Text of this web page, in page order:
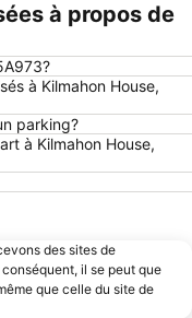
à propos de
à Kilmahon House,
parking?
à Kilmahon House,
des sites de
il se peut que
que celle du site de